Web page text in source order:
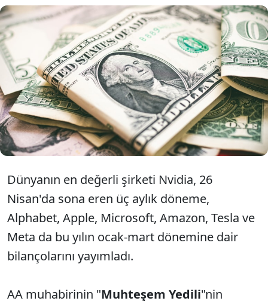
Piyasalarda "Muhteşem Yedili" olarak bilinen
ve piyasa değeriyle borsalarının yönünü
belirleyen Nvidia, Alphabet, Apple, Microsoft,
Amazon, Tesla ve Meta, son yayımladıkları
finanslarda yaklaşık 240 milyar dolar kar elde
etti.
Dünyanın en değerli şirketi Nvidia, 26
Nisan'da sona eren üç aylık döneme,
Alphabet, Apple, Microsoft, Amazon, Tesla ve
Meta da bu yılın ocak-mart dönemine dair
bilançolarını yayımladı.
AA muhabirinin "Muhteşem Yedili"nin